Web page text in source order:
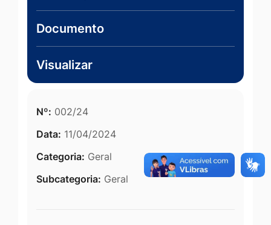
Documento
Visualizar
Nº: 002/24
Data: 11/04/2024
Categoria: Geral
Subcategoria: Geral